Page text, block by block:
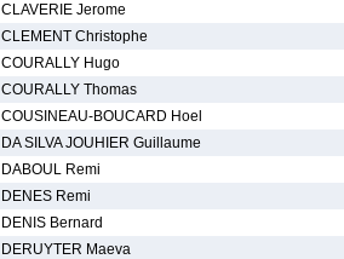
CLAVERIE Jerome
CLEMENT Christophe
COURALLY Hugo
COURALLY Thomas
COUSINEAU-BOUCARD Hoel
DA SILVA JOUHIER Guillaume
DABOUL Remi
DENES Remi
DENIS Bernard
DERUYTER Maeva